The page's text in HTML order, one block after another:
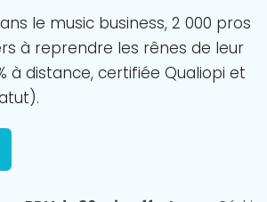
le music business, 2 000 pros
à reprendre les rênes de leur
à distance, certifiée Qualiopi et